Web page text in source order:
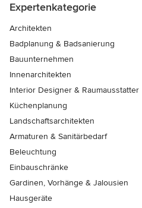
Expertenkategorie
Architekten
Badplanung & Badsanierung
Bauunternehmen
Innenarchitekten
Interior Designer & Raumausstatter
Küchenplanung
Landschaftsarchitekten
Armaturen & Sanitärbedarf
Beleuchtung
Einbauschränke
Gardinen, Vorhänge & Jalousien
Hausgeräte